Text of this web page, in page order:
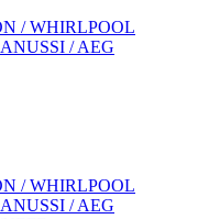
/ WHIRLPOOL
/ AEG
/ WHIRLPOOL
/ AEG